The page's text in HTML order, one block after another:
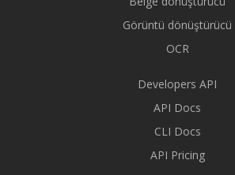
Görüntü dönüştürücü
OCR
Developers API
API Docs
CLI Docs
API Pricing